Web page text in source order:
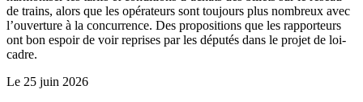
de trains, alors que les opérateurs sont toujours plus nombreux avec
l’ouverture à la concurrence. Des propositions que les rapporteurs
ont bon espoir de voir reprises par les députés dans le projet de loi-
cadre.
Le 25 juin 2026